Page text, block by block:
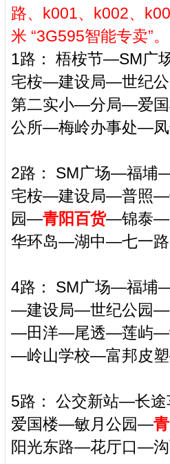
路、k001、k002、
米 “3G595智能专卖”。
1路： 梧桉节—SM
宅桉—建设局—世纪
第二实小—分局—爱
公所—梅岭办事处—
2路： SM广场—福
宅桉—建设局—普照
园—青阳百货—锦泰—
华环岛—湖中—七一
4路： SM广场—福
—建设局—世纪公园—
—田洋—尾透—莲屿—
—岭山学校—富邦皮
5路： 公交新站—长
爱国楼—敏月公园—
阳光东路—花厅口—